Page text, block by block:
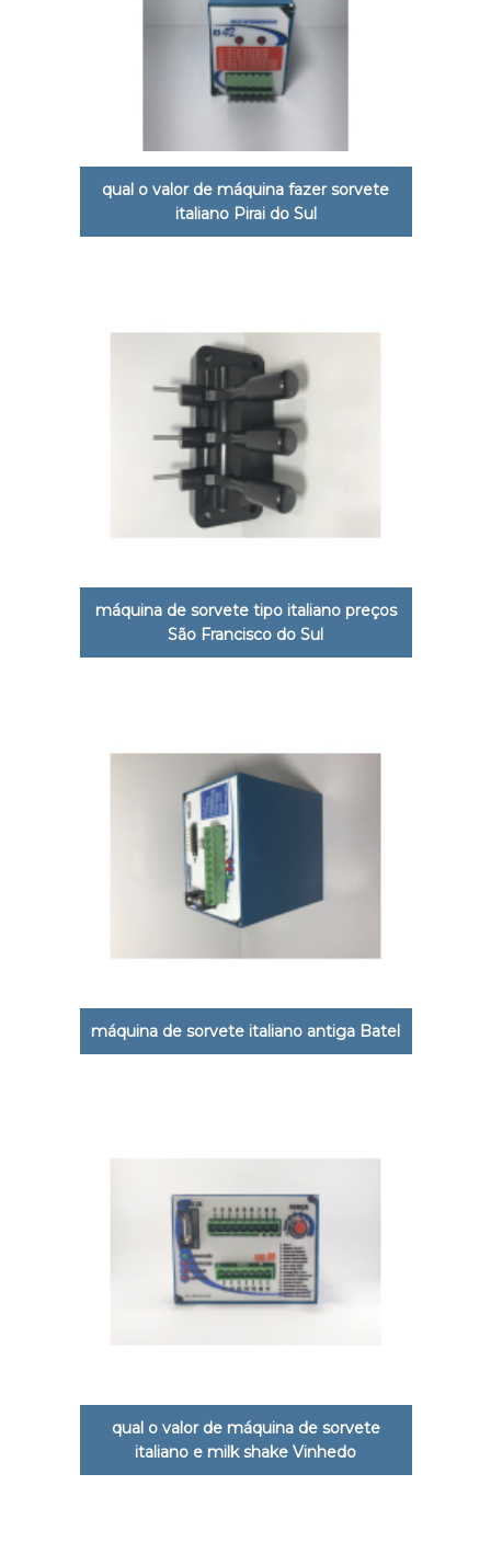
qual o valor de máquina fazer sorvete
italiano Pirai do Sul
máquina de sorvete tipo italiano preços
São Francisco do Sul
máquina de sorvete italiano antiga Batel
qual o valor de máquina de sorvete
italiano e milk shake Vinhedo